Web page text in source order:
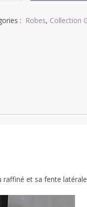
: Robes, Collection
raffiné et sa fente latérale